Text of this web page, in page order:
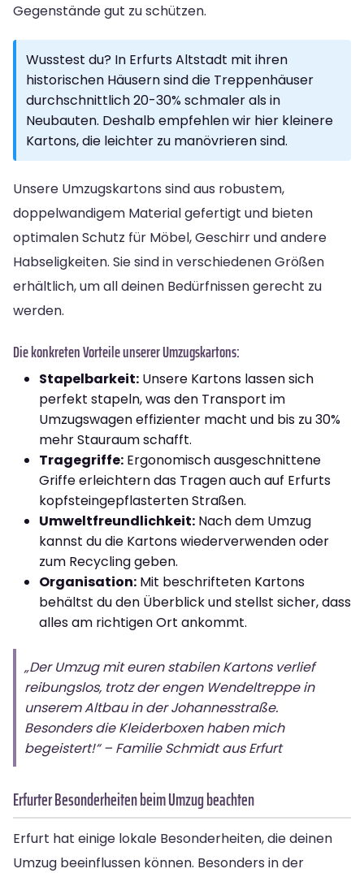
Gegenstände gut zu schützen.
Wusstest du? In Erfurts Altstadt mit ihren
historischen Häusern sind die Treppenhäuser
durchschnittlich 20-30% schmaler als in
Neubauten. Deshalb empfehlen wir hier kleinere
Kartons, die leichter zu manövrieren sind.
Unsere Umzugskartons sind aus robustem,
doppelwandigem Material gefertigt und bieten
optimalen Schutz für Möbel, Geschirr und andere
Habseligkeiten. Sie sind in verschiedenen Größen
erhältlich, um all deinen Bedürfnissen gerecht zu
werden.
Die konkreten Vorteile unserer Umzugskartons:
Stapelbarkeit: Unsere Kartons lassen sich
perfekt stapeln, was den Transport im
Umzugswagen effizienter macht und bis zu 30%
mehr Stauraum schafft.
Tragegriffe: Ergonomisch ausgeschnittene
Griffe erleichtern das Tragen auch auf Erfurts
kopfsteingepflasterten Straßen.
Umweltfreundlichkeit: Nach dem Umzug
kannst du die Kartons wiederverwenden oder
zum Recycling geben.
Organisation: Mit beschrifteten Kartons
behältst du den Überblick und stellst sicher, dass
alles am richtigen Ort ankommt.
„Der Umzug mit euren stabilen Kartons verlief
reibungslos, trotz der engen Wendeltreppe in
unserem Altbau in der Johannesstraße.
Besonders die Kleiderboxen haben mich
begeistert!“ – Familie Schmidt aus Erfurt
Erfurter Besonderheiten beim Umzug beachten
Erfurt hat einige lokale Besonderheiten, die deinen
Umzug beeinflussen können. Besonders in der